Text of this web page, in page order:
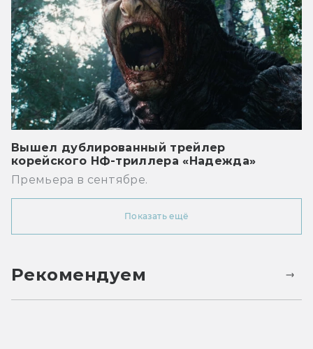
Вышел дублированный трейлер
корейского НФ-триллера «Надежда»
Премьера в сентябре.
Показать ещё
Рекомендуем